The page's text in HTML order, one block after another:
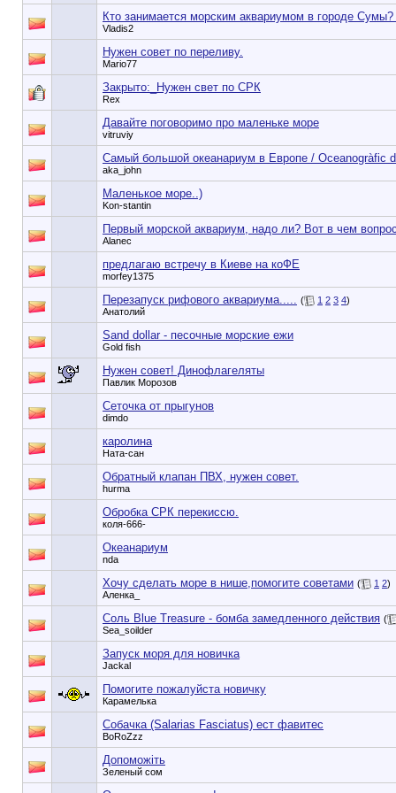
Кто занимается морским аквариумом в городе
Vladis2
Нужен совет по переливу.
Mario77
Закрыто:_ Нужен свет по СРК
Rex
Давайте поговоримо про маленьке море
vitruviy
Самый большой океанариум в Европе / Oceanogràfic
aka_john
Маленькое море..)
Kon-stantin
Первый морской аквариум, надо ли? Вот в чем
Alanec
предлагаю встречу в Киеве на коФЕ
morfey1375
Перезапуск рифового аквариума..... ( 1 2 3 4)
Анатолий
Sand dollar - песочные морские ежи
Gold fish
Нужен совет! Динофлагеляты
Павлик Морозов
Сеточка от прыгунов
dimdo
каролина
Ната-сан
Обратный клапан ПВХ, нужен совет.
hurma
Обробка СРК перекиссю.
коля-666-
Океанариум
nda
Хочу сделать море в нише,помогите советами ( 1 2)
Аленка_
Соль Blue Treasure - бомба замедленного действия (
Sea_soilder
Запуск моря для новичка
Jackal
Помогите пожалуйста новичку
Карамелька
Собачка (Salarias Fasciatus) ест фавитес
BoRoZzz
Допоможіть
Зеленый сом